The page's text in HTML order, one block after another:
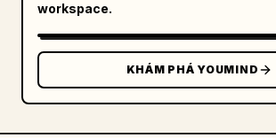
workspace.
KHÁM PHÁ YOUMIND